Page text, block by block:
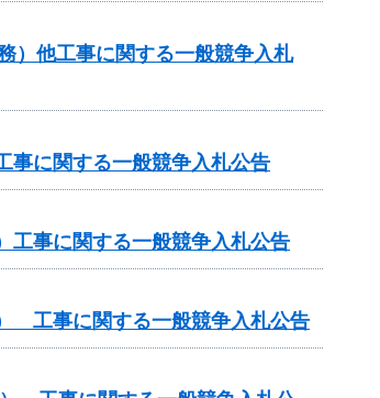
）他工事に関する一般競争入札
に関する一般競争入札公告
工事に関する一般競争入札公告
工事に関する一般競争入札公告